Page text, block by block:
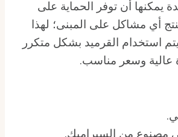
يمكنها أن توفر الحماية على
أي مشاكل على المبنى؛ لهذا
استخدام القرميد بشكل متكرر
عالية وسعر مناسب.